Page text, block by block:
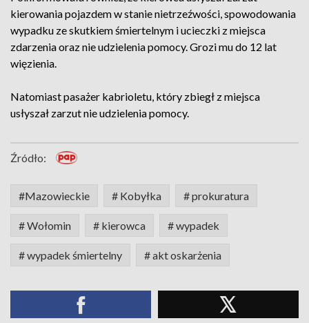
kierowania pojazdem w stanie nietrzeźwości, spowodowania
wypadku ze skutkiem śmiertelnym i ucieczki z miejsca
zdarzenia oraz nie udzielenia pomocy. Grozi mu do 12 lat
więzienia.
Natomiast pasażer kabrioletu, który zbiegł z miejsca
usłyszał zarzut nie udzielenia pomocy.
Źródło:
#Mazowieckie # Kobyłka # prokuratura
# Wołomin # kierowca # wypadek
# wypadek śmiertelny # akt oskarżenia